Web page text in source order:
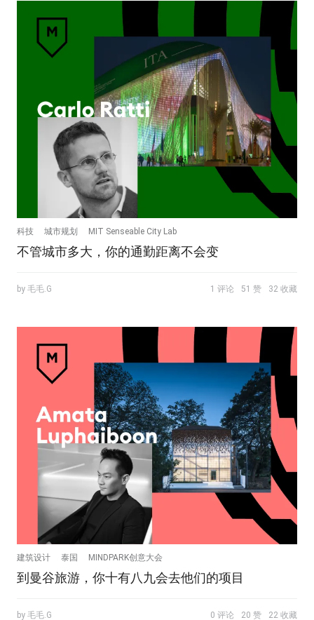
科技 城市规划 MIT Senseable City Lab
不管城市多大，你的通勤距离不会变
by 毛毛.G 1 评论 51 赞 32 收藏
建筑设计 泰国 MINDPARK创意大会
到曼谷旅游，你十有八九会去他们的项目
by 毛毛.G 0 评论 20 赞 22 收藏